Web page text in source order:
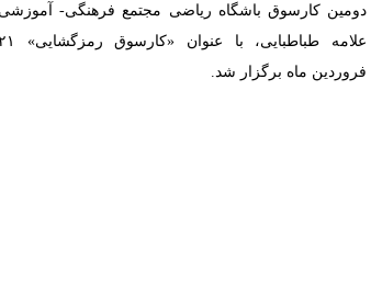
دومین کارسوق‌ باشگاه ریاضی مجتمع فرهنگی- آموزشی
علامه طباطبایی، با عنوان
فروردین ماه برگزار شد.